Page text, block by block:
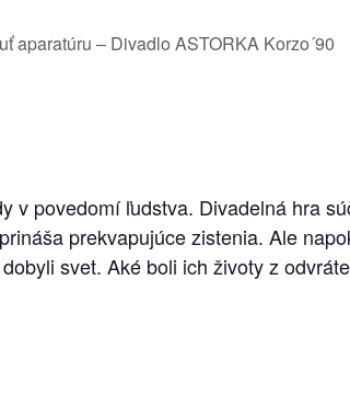
aparatúru – Divadlo ASTORKA Korzo´90
v povedomí ľudstva. Divadelná hra
prekvapujúce zistenia. Ale
svet. Aké boli ich životy z